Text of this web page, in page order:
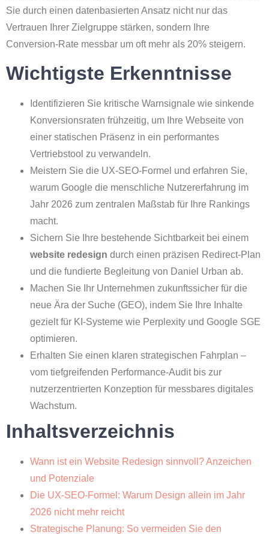
Sie durch einen datenbasierten Ansatz nicht nur das
Vertrauen Ihrer Zielgruppe stärken, sondern Ihre
Conversion-Rate messbar um oft mehr als 20% steigern.
Wichtigste Erkenntnisse
Identifizieren Sie kritische Warnsignale wie sinkende
Konversionsraten frühzeitig, um Ihre Webseite von
einer statischen Präsenz in ein performantes
Vertriebstool zu verwandeln.
Meistern Sie die UX-SEO-Formel und erfahren Sie,
warum Google die menschliche Nutzererfahrung im
Jahr 2026 zum zentralen Maßstab für Ihre Rankings
macht.
Sichern Sie Ihre bestehende Sichtbarkeit bei einem
website redesign durch einen präzisen Redirect-Plan
und die fundierte Begleitung von Daniel Urban ab.
Machen Sie Ihr Unternehmen zukunftssicher für die
neue Ära der Suche (GEO), indem Sie Ihre Inhalte
gezielt für KI-Systeme wie Perplexity und Google SGE
optimieren.
Erhalten Sie einen klaren strategischen Fahrplan –
vom tiefgreifenden Performance-Audit bis zur
nutzerzentrierten Konzeption für messbares digitales
Wachstum.
Inhaltsverzeichnis
Wann ist ein Website Redesign sinnvoll? Anzeichen
und Potenziale
Die UX-SEO-Formel: Warum Design allein im Jahr
2026 nicht mehr reicht
Strategische Planung: So vermeiden Sie den